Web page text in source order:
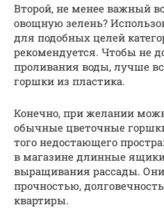
Второй, не менее важный
овощную зелень?
для подобных целей
рекомендуется. Чтобы не
проливания воды, лучше
горшки из пластика.
Конечно, при желании
обычные цветочные
того недостающего
в магазине длинные
выращивания рассады.
прочностью,
квартиры.